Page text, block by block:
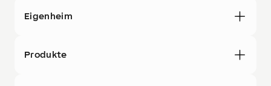
Eigenheim
Produkte